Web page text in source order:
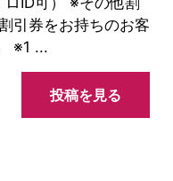
引券をお持ちのお客
※1 ...
投稿を見る